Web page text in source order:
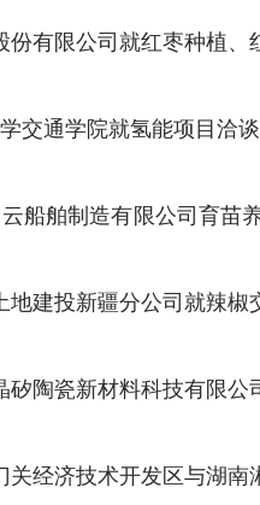
份有限公司就红枣种植、
交通学院就氢能项目洽
船舶制造有限公司育苗
地建投新疆分公司就辣
矽陶瓷新材料科技有限
关经济技术开发区与湖南